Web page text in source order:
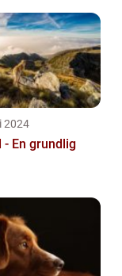
2024
- En grundlig